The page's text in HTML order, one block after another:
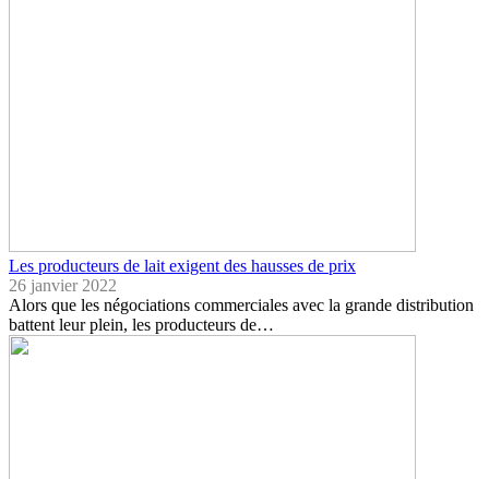
Les producteurs de lait exigent des hausses de prix
26 janvier 2022
Alors que les négociations commerciales avec la grande distribution
battent leur plein, les producteurs de…